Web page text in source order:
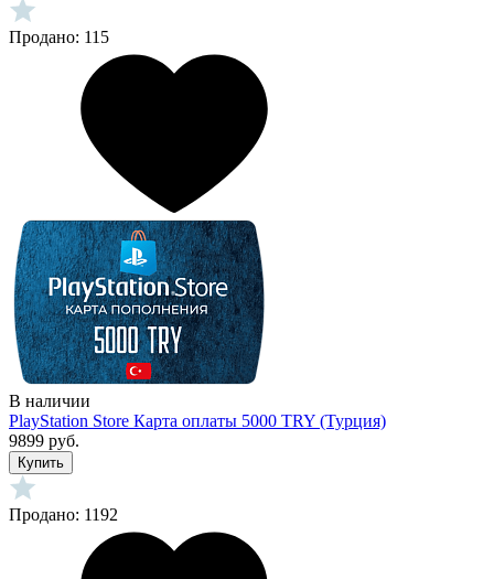
Продано: 115
В наличии
PlayStation Store Карта оплаты 5000 TRY (Турция)
9899 руб.
Купить
Продано: 1192